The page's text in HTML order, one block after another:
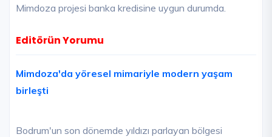
Mimdoza projesi banka kredisine uygun durumda.
Editörün Yorumu
Mimdoza'da yöresel mimariyle modern yaşam
birleşti
Bodrum'un son dönemde yıldızı parlayan bölgesi